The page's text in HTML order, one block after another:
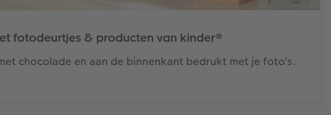
fotodeurtjes & producten van kinder®
chocolade en aan de binnenkant bedrukt met je foto's.